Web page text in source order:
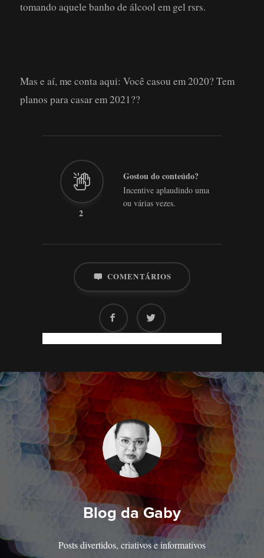
tomando aquele banho de álcool em gel rsrs.
Mas e aí, me conta aqui: Você casou em 2020? Tem
planos para casar em 2021??
2
Gostou do conteúdo?
Incentive aplaudindo uma
ou várias vezes.
COMENTÁRIOS
Blog da Gaby
Posts divertidos, criativos e informativos